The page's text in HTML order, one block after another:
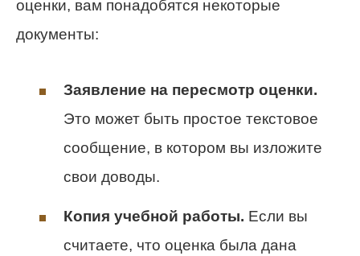
оценки, вам понадобятся некоторые
документы:
Заявление на пересмотр оценки.
Это может быть простое текстовое
сообщение, в котором вы изложите
свои доводы.
Копия учебной работы. Если вы
считаете, что оценка была дана